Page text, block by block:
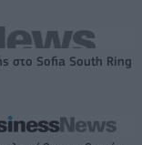
στο Sofia South Ring